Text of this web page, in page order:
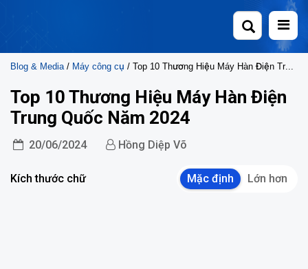
Blog & Media / Máy công cụ / Top 10 Thương Hiệu Máy Hàn Điện Trung Quốc Năm 2024
Top 10 Thương Hiệu Máy Hàn Điện
Trung Quốc Năm 2024
20/06/2024 Hồng Diệp Võ
Kích thước chữ Mặc định Lớn hơn